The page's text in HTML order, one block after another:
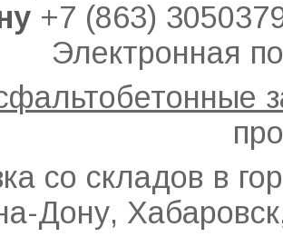
+7 (863)
Электронная
со складов в
Дону,